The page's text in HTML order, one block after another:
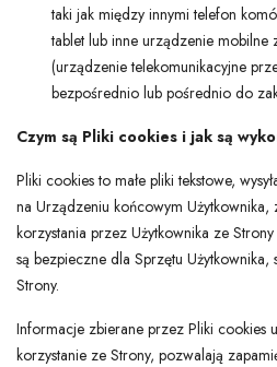
taki jak między innymi telefon
tablet lub inne urządzenie mobilne
(urządzenie telekomunikacyjne
bezpośrednio lub pośrednio do
Czym są Pliki cookies i jak są
Pliki cookies to małe pliki tekstowe,
na Urządzeniu końcowym Użytkownika,
korzystania przez Użytkownika ze
są bezpieczne dla Sprzętu Użytkownika,
Strony.
Informacje zbierane przez Pliki cookies
korzystanie ze Strony, pozwalają